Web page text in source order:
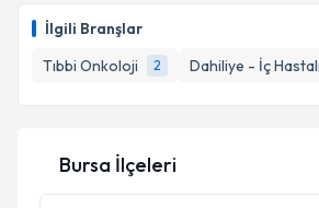
İlgili Branşlar
Tıbbi Onkoloji
2 Dahiliye - İç
E-posta Adresiniz
Kişisel verilerimin işlenmesine
Metni'ni okudum ve kişisel
kapsamda işlenmesini kabul
Bursa İlçeleri